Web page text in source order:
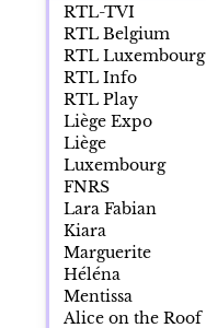
RTL-TVI
RTL Belgium
RTL Luxembourg
RTL Info
RTL Play
Liège Expo
Liège
Luxembourg
FNRS
Lara Fabian
Kiara
Marguerite
Héléna
Mentissa
Alice on the Roof